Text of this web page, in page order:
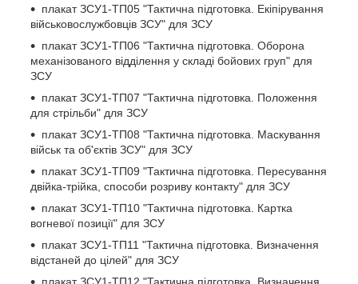
плакат ЗСУ1-ТП05 "Тактична підготовка. Екіпірування
військовослужбовців ЗСУ" для ЗСУ
плакат ЗСУ1-ТП06 "Тактична підготовка. Оборона
механізованого відділення у складі бойових груп" для
ЗСУ
плакат ЗСУ1-ТП07 "Тактична підготовка. Положення
для стрільби" для ЗСУ
плакат ЗСУ1-ТП08 "Тактична підготовка. Маскування
військ та об'єктів ЗСУ" для ЗСУ
плакат ЗСУ1-ТП09 "Тактична підготовка. Пересування
двійка-трійка, способи розриву контакту" для ЗСУ
плакат ЗСУ1-ТП10 "Тактична підготовка. Картка
вогневої позиції" для ЗСУ
плакат ЗСУ1-ТП11 "Тактична підготовка. Визначення
відстаней до цілей" для ЗСУ